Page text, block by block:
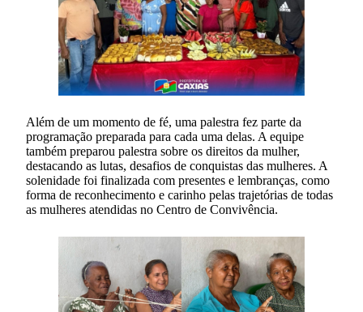
Além de um momento de fé, uma palestra fez parte da
programação preparada para cada uma delas. A equipe
também preparou palestra sobre os direitos da mulher,
destacando as lutas, desafios de conquistas das mulheres. A
solenidade foi finalizada com presentes e lembranças, como
forma de reconhecimento e carinho pelas trajetórias de todas
as mulheres atendidas no Centro de Convivência.